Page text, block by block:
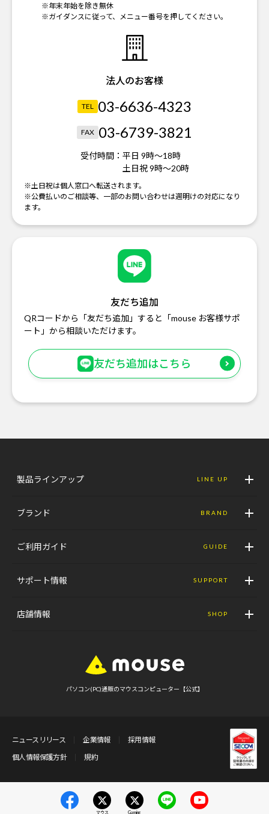
※年末年始を除き無休
※ガイダンスに従って、メニュー番号を押してください。
法人のお客様
TEL 03-6636-4323
FAX 03-6739-3821
受付時間： 平日 9時～18時
土日祝 9時～20時
※土日祝は個人窓口へ転送されます。
※公費払いのご相談等、一部のお問い合わせは週明けの対応になり
ます。
友だち追加
QRコードから「友だち追加」すると「mouse お客様サポ
ート」から相談いただけます。
友だち追加はこちら
製品ラインアップ LINE UP
ブランド BRAND
ご利用ガイド GUIDE
サポート情報 SUPPORT
店舗情報 SHOP
パソコン(PC)通販のマウスコンピューター【公式】
ニュースリリース 企業情報
採用情報
個人情報保護方針
規約
マウス Gaming